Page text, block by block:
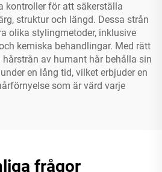
kontroller för att säkerställa
struktur och längd. Dessa strån
olika stylingmetoder, inklusive
kemiska behandlingar. Med rätt
av humant hår behålla sin
en lång tid, vilket erbjuder en
som är värd varje
frågor